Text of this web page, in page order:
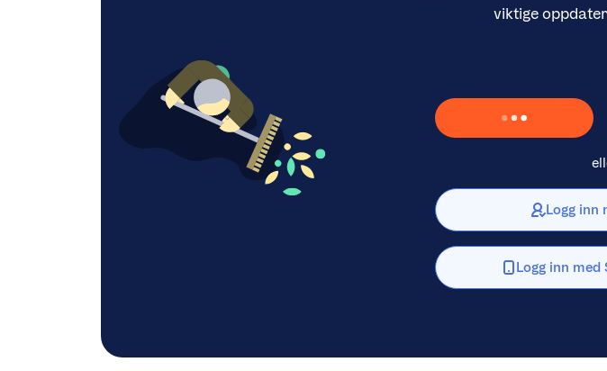
viktige
Laster inn Vipps …
Logg inn
Logg inn med